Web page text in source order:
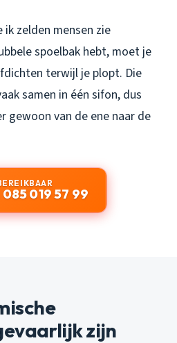
zelden mensen zie
spoelbak hebt, moet je
terwijl je plopt. Die
samen in één sifon, dus
gewoon van de ene naar de
085 019 57 99
zijn